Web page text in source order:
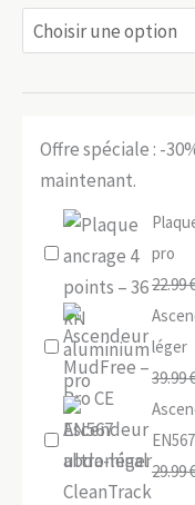
Offre spéciale : -
maintenant.
pro
22.99
léger
39.99
EN567
29.99